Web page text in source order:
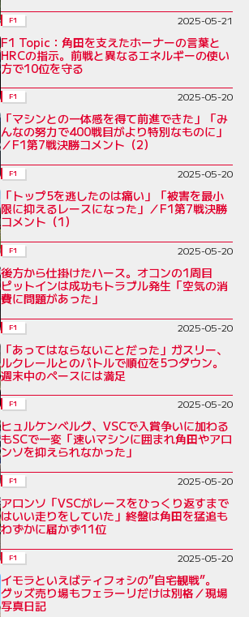
F1 2025-05-21
F1 Topic：角田を支えたホーナーの言葉と
HRCの指示。前戦と異なるエネルギーの使い
方で10位を守る
F1 2025-05-20
「マシンとの一体感を得て前進できた」「み
んなの努力で400戦目がより特別なものに」
／F1第7戦決勝コメント（2）
F1 2025-05-20
「トップ5を逃したのは痛い」「被害を最小
限に抑えるレースになった」／F1第7戦決勝
コメント（1）
F1 2025-05-20
後方から仕掛けたハース。オコンの1周目
ピットインは成功もトラブル発生「空気の消
費に問題があった」
F1 2025-05-20
「あってはならないことだった」ガスリー、
ルクレールとのバトルで順位を5つダウン。
週末中のペースには満足
F1 2025-05-20
ヒュルケンベルグ、VSCで入賞争いに加わる
もSCで一変「速いマシンに囲まれ角田やアロ
ンソを抑えられなかった」
F1 2025-05-20
アロンソ「VSCがレースをひっくり返すまで
はいい走りをしていた」終盤は角田を猛追も
わずかに届かず11位
F1 2025-05-20
イモラといえばティフォシの”自宅観戦”。
グッズ売り場もフェラーリだけは別格／現場
写真日記